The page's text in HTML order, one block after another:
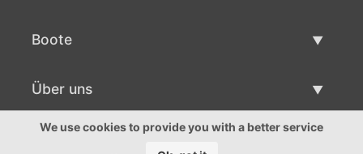
Boote
Bootsverkauf
Über uns
Über uns
We use cookies to provide you with a better service